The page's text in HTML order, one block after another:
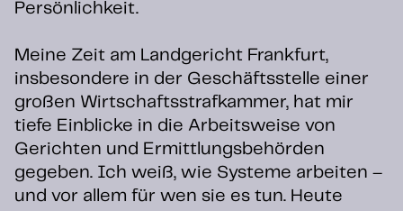
Persönlichkeit.
Meine Zeit am Landgericht Frankfurt,
insbesondere in der Geschäftsstelle einer
großen Wirtschaftsstrafkammer, hat mir
tiefe Einblicke in die Arbeitsweise von
Gerichten und Ermittlungsbehörden
gegeben. Ich weiß, wie Systeme arbeiten –
und vor allem für wen sie es tun. Heute